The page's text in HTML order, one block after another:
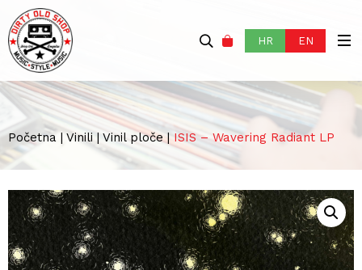
HR EN
Početna | Vinili | Vinil ploče|ISIS – Wavering Radiant LP